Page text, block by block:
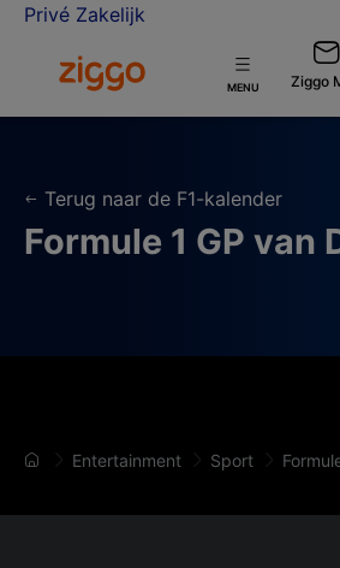
Privé Zakelijk
Ga naar de Ziggo homepage
MENU Ziggo
Terug naar de F1-kalender
Formule 1 GP van
Entertainment Sport